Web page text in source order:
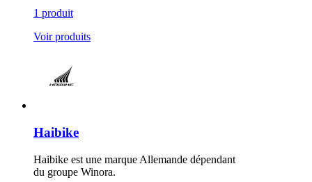
1 produit
Voir produits
Haibike
Haibike est une marque Allemande dépendant
du groupe Winora.